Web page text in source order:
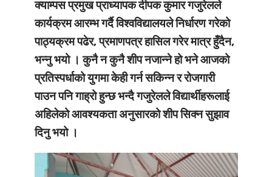
क्याम्पस प्रमुख प्राध्यापक दीपक कुमार गजुरेलले
कार्यक्रम आरम्भ गर्दै विश्वविद्यालयले निर्धारण गरेको
पाठ्यक्रम पढेर, प्रमाणपत्र हासिल गरेर मात्र हुँदैन,
भन्नु भयो । कुनै न कुनै शीप नजान्ने हो भने आजको
प्रतिस्पर्धाको युगमा केही गर्न सकिन्न र रोजगारी
पाउन पनि गाह्रो हुन्छ भन्दै गजुरेलले विद्यार्थीहरूलाई
अहिलेको आवश्यकता अनुसारको शीप सिक्न सुझाव
दिनु भयो ।